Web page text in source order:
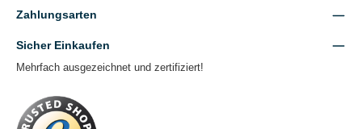
Zahlungsarten
Sicher Einkaufen
Mehrfach ausgezeichnet und zertifiziert!